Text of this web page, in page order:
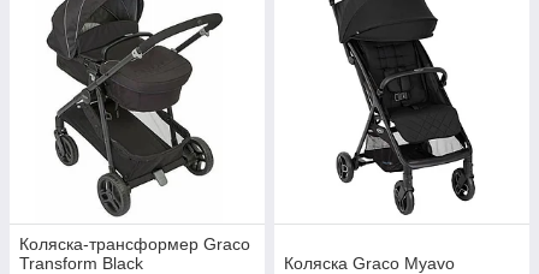
Коляска-трансформер Graco
Transform Black
Коляска Graco Myavo